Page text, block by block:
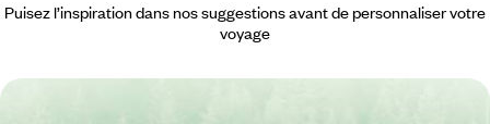
Puisez l’inspiration dans nos suggestions avant de personnaliser votre
voyage